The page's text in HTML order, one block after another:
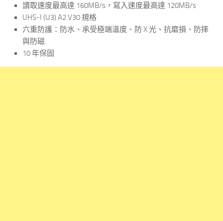
讀取速度最高達 160MB/s，寫入速度最高達 120MB/s
UHS-I (U3) A2 V30 規格
六重防護：防水、承受極端溫度、防 X 光、抗磨損、防摔
與防磁
10 年保固